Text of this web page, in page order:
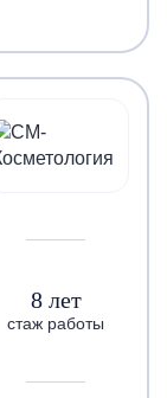
8 лет
стаж работы